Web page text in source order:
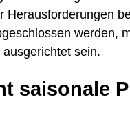
Herausforderungen
werden,
sein.
saisonale